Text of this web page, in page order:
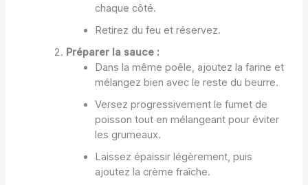
chaque côté.
Retirez du feu et réservez.
Préparer la sauce :
Dans la même poêle, ajoutez la farine et
mélangez bien avec le reste du beurre.
Versez progressivement le fumet de
poisson tout en mélangeant pour éviter
les grumeaux.
Laissez épaissir légèrement, puis
ajoutez la crème fraîche.